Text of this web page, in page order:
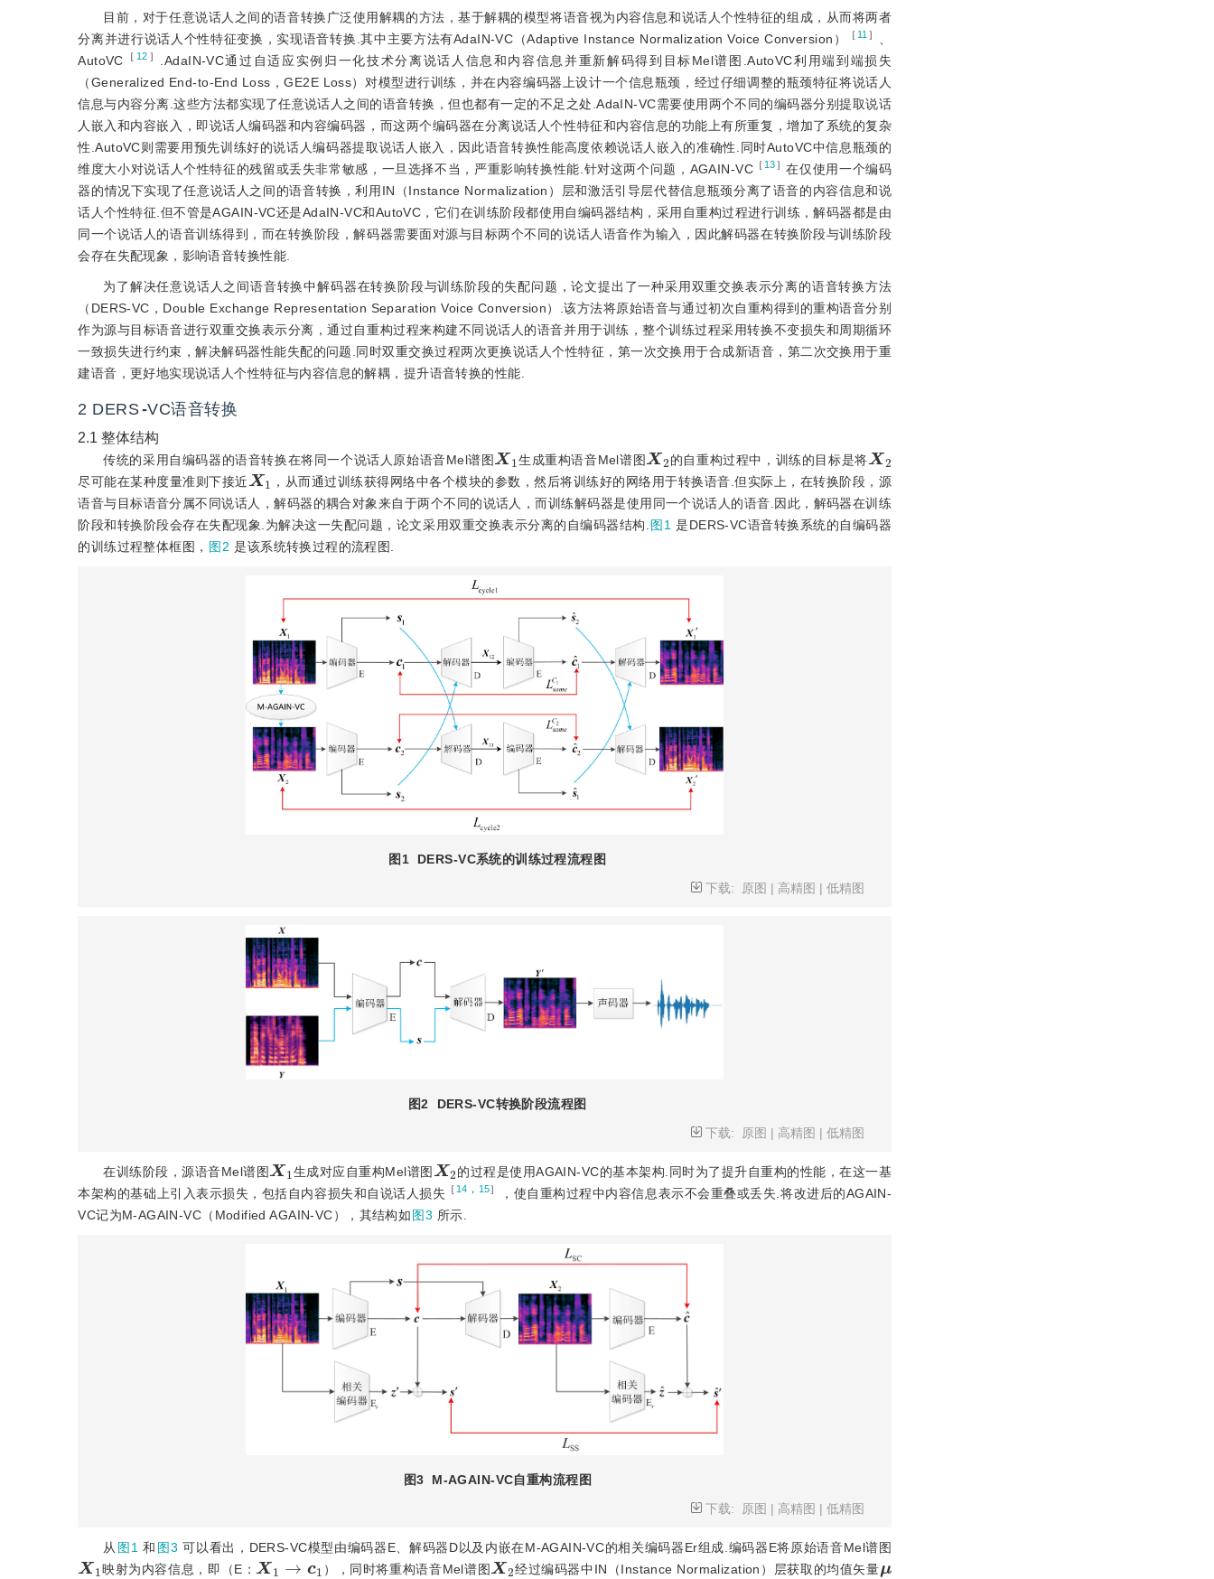
目前，对于任意说话人之间的语音转换广泛使用解耦的方法，基于解耦的模型将语音视为内容信息和说话人个性特征的组成，从而将两者
分离并进行说话人个性特征变换，实现语音转换.其中主要方法有AdaIN-VC（Adaptive Instance Normalization Voice Conversion）
［ 11 ］
AutoVC ［ 12 ］
.AdaIN-VC通过自适应实例归一化技术分离说话人信息和内容信息并重新解码得到目标Mel谱图.AutoVC利用端到端损失
（Generalized End-to-End Loss，GE2E Loss）对模型进行训练，并在内容编码器上设计一个信息瓶颈，经过仔细调整的瓶颈特征将说话人
信息与内容分离.这些方法都实现了任意说话人之间的语音转换，但也都有一定的不足之处.AdaIN-VC需要使用两个不同的编码器分别提取说话
人嵌入和内容嵌入，即说话人编码器和内容编码器，而这两个编码器在分离说话人个性特征和内容信息的功能上有所重复，增加了系统的复杂
性.AutoVC则需要用预先训练好的说话人编码器提取说话人嵌入，因此语音转换性能高度依赖说话人嵌入的准确性.同时AutoVC中信息瓶颈的
维度大小对说话人个性特征的残留或丢失非常敏感，一旦选择不当，严重影响转换性能.针对这两个问题，AGAIN-VC［ 13］ 在仅使用一个编码
器的情况下实现了任意说话人之间的语音转换，利用IN（Instance Normalization）层和激活引导层代替信息瓶颈分离了语音的内容信息和说
话人个性特征.但不管是AGAIN-VC还是AdaIN-VC和AutoVC，它们在训练阶段都使用自编码器结构，采用自重构过程进行训练，解码器都是由
同一个说话人的语音训练得到，而在转换阶段，解码器需要面对源与目标两个不同的说话人语音作为输入，因此解码器在转换阶段与训练阶段
会存在失配现象，影响语音转换性能.
为了解决任意说话人之间语音转换中解码器在转换阶段与训练阶段的失配问题，论文提出了一种采用双重交换表示分离的语音转换方法
（DERS-VC，Double Exchange Representation Separation Voice Conversion）.该方法将原始语音与通过初次自重构得到的重构语音分别
作为源与目标语音进行双重交换表示分离，通过自重构过程来构建不同说话人的语音并用于训练，整个训练过程采用转换不变损失和周期循环
一致损失进行约束，解决解码器性能失配的问题.同时双重交换过程两次更换说话人个性特征，第一次交换用于合成新语音，第二次交换用于重
建语音，更好地实现说话人个性特征与内容信息的解耦，提升语音转换的性能.
2 DERS-VC语音转换
2.1 整体结构
传统的采用自编码器的语音转换在将同一个说话人原始语音Mel谱图
X1
生成重构语音Mel谱图
X2
的自重构过程中，训练的目标是将
X2
尽可能在某种度量准则下接近
X1
，从而通过训练获得网络中各个模块的参数，然后将训练好的网络用于转换语音.但实际上，在转换阶段，源
语音与目标语音分属不同说话人，解码器的耦合对象来自于两个不同的说话人，而训练解码器是使用同一个说话人的语音.因此，解码器在训练
阶段和转换阶段会存在失配现象.为解决这一失配问题，论文采用双重交换表示分离的自编码器结构. 图1 是DERS-VC语音转换系统的自编码器
的训练过程整体框图， 图2 是该系统转换过程的流程图.
图1
DERS-VC系统的训练过程流程图
下载:
原图 | 高精图 |低精图
图2
DERS-VC转换阶段流程图
下载:
原图 | 高精图 |低精图
在训练阶段，源语音Mel谱图
X1
生成对应自重构Mel谱图
X2
的过程是使用AGAIN-VC的基本架构.同时为了提升自重构的性能，在这一基
本架构的基础上引入表示损失，包括自内容损失和自说话人损失
［ 14 ， 15］
，使自重构过程中内容信息表示不会重叠或丢失.将改进后的AGAIN-
VC记为M-AGAIN-VC（Modified AGAIN-VC），其结构如图3 所示.
图3
M-AGAIN-VC自重构流程图
下载:
原图 | 高精图 |低精图
从 图1 和 图3 可以看出，DERS-VC模型由编码器E、解码器D以及内嵌在M-AGAIN-VC的相关编码器Er组成.编码器E将原始语音Mel谱图
X1
映射为内容信息，即（E：
X1 1
），同时将重构语音Mel谱图
X2
经过编码器中IN（Instance Normalization）层获取的均值矢量
μ